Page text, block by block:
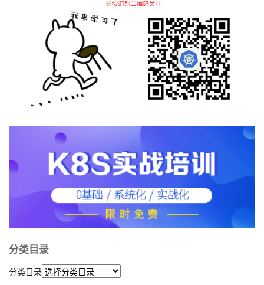
分类目录
分类目录